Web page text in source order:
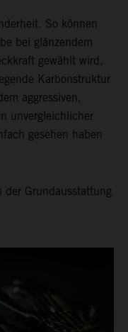
So können
bei glänzendem
gewählt wird,
Karbonstruktur
aggressiven,
unvergleichlicher
gesehen haben
Grundausstattung